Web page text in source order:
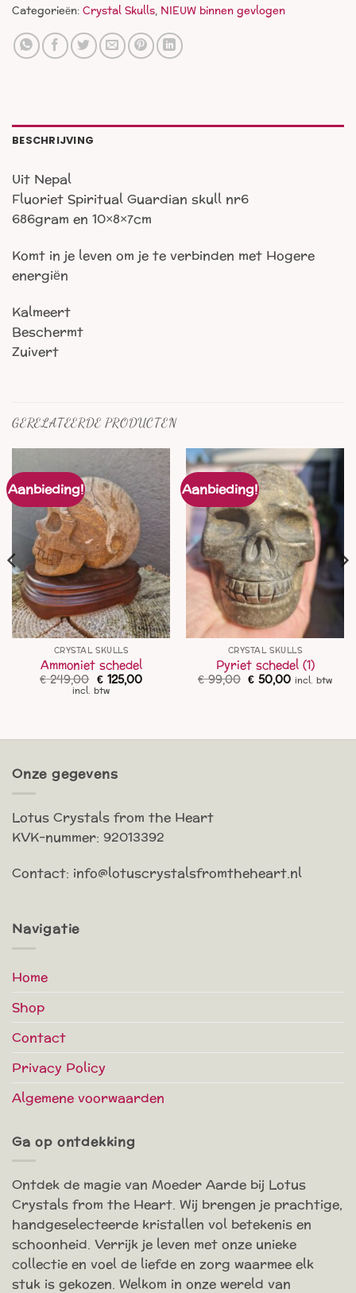
Categorieën:Crystal Skulls, NIEUW binnen gevlogen
BESCHRIJVING
Uit Nepal
Fluoriet Spiritual Guardian skull nr6
686gram en 10×8×7cm
Komt in je leven om je te verbinden met Hogere
energiën
Kalmeert
Beschermt
Zuivert
GERELATEERDE PRODUCTEN
Aanbieding!
CRYSTAL SKULLS
Ammoniet schedel
€249,00 Oorspronkelijke
prijs
was:
€125,00Huidige
prijs
incl. btw
Aanbieding!
CRYSTAL SKULLS
Pyriet schedel (1)
€99,00 Oorspronkelijke
prijs
€ 50,00Huidige
prijs
incl. btw
Onze gegevens
Lotus Crystals from the Heart
KVK-nummer: 92013392
Contact: info@lotuscrystalsfromtheheart.nl
Navigatie
Home
Shop
Contact
Privacy Policy
Algemene voorwaarden
Ga op ontdekking
Ontdek de magie van Moeder Aarde bij Lotus
Crystals from the Heart. Wij brengen je prachtige,
handgeselecteerde kristallen vol betekenis en
schoonheid. Verrijk je leven met onze unieke
collectie en voel de liefde en zorg waarmee elk
stuk is gekozen. Welkom in onze wereld van